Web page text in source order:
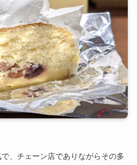
、チェーン店でありながらその多